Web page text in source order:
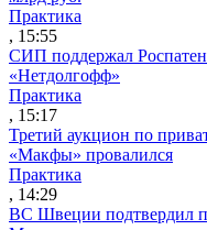
Практика
, 15:55
СИП поддержал
«Нетдолгофф»
Практика
, 15:17
Третий аукцион по
«Макфы» провалился
Практика
, 14:29
ВС Швеции подтвердил